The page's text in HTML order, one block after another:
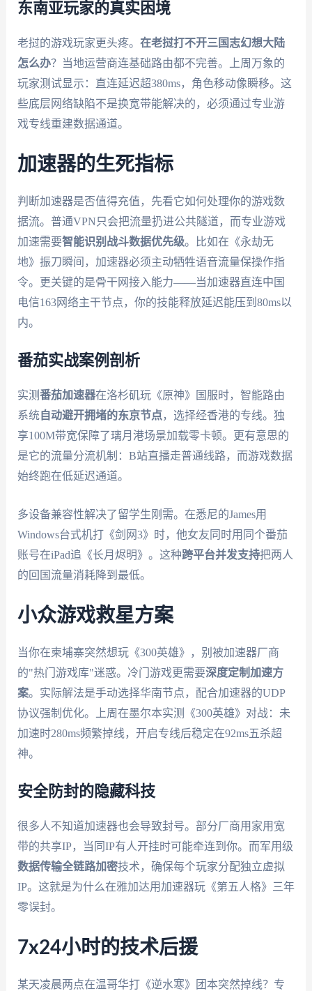
东南亚玩家的真实困境
老挝的游戏玩家更头疼。 在老挝打不开三国志幻想大陆
怎么办？当地运营商连基础路由都不完善。上周万象的
玩家测试显示：直连延迟超380ms，角色移动像瞬移。这
些底层网络缺陷不是换宽带能解决的，必须通过专业游
戏专线重建数据通道。
加速器的生死指标
判断加速器是否值得充值，先看它如何处理你的游戏数
据流。普通VPN只会把流量扔进公共隧道，而专业游戏
加速需要智能识别战斗数据优先级。比如在《永劫无
地》振刀瞬间，加速器必须主动牺牲语音流量保操作指
令。更关键的是骨干网接入能力——当加速器直连中国
电信163网络主干节点，你的技能释放延迟能压到80ms以
内。
番茄实战案例剖析
实测番茄加速器在洛杉矶玩《原神》国服时，智能路由
系统自动避开拥堵的东京节点，选择经香港的专线。独
享100M带宽保障了璃月港场景加载零卡顿。更有意思的
是它的流量分流机制：B站直播走普通线路，而游戏数据
始终跑在低延迟通道。
多设备兼容性解决了留学生刚需。在悉尼的James用
Windows台式机打《剑网3》时，他女友同时用同个番茄
账号在iPad追《长月烬明》。这种跨平台并发支持把两人
的回国流量消耗降到最低。
小众游戏救星方案
当你在柬埔寨突然想玩《300英雄》，别被加速器厂商
的"热门游戏库"迷惑。冷门游戏更需要深度定制加速方
案。实际解法是手动选择华南节点，配合加速器的UDP
协议强制优化。上周在墨尔本实测《300英雄》对战：未
加速时280ms频繁掉线，开启专线后稳定在92ms五杀超
神。
安全防封的隐藏科技
很多人不知道加速器也会导致封号。部分厂商用家用宽
带的共享IP，当同IP有人开挂时可能牵连到你。而军用级
数据传输全链路加密技术，确保每个玩家分配独立虚拟
IP。这就是为什么在雅加达用加速器玩《第五人格》三年
零误封。
7x24小时的技术后援
某天凌晨两点在温哥华打《逆水寒》团本突然掉线？专